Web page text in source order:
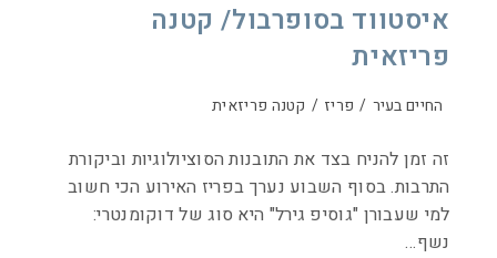
איסטווד בסופרבול/ קטנה
פריזאית
החיים בעיר / פריז / קטנה פריזאית
זה זמן להניח בצד את התובנות הסוציולוגיות וביקורת
התרבות. בסוף השבוע נערך בפריז האירוע הכי חשוב
למי שעבורן "גוסיפ גירל" היא סוג של דוקומנטרי:
נשף…